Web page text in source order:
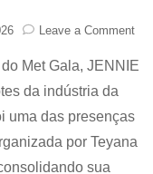
Leave a Commenton
Met
Met Gala, JENNIE
da indústria da
uma das presenças
por Teyana
sua